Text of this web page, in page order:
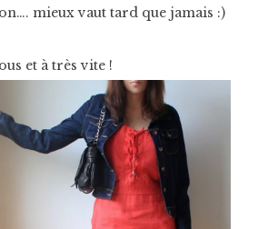
mieux vaut tard que jamais :)
et à très vite !